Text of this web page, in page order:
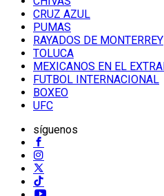
CRUZ AZUL
PUMAS
RAYADOS DE MONTERREY
TOLUCA
MEXICANOS EN EL
FUTBOL INTERNACIONAL
BOXEO
UFC
síguenos